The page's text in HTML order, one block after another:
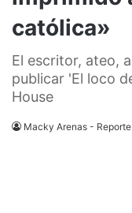
católica»
El escritor, ateo,
publicar 'El loco
House
Macky Arenas -